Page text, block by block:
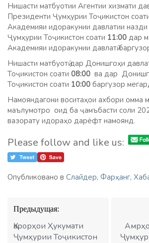
Нишасти матбуотии Агентии хизмати
Президенти Ҷумҳурии Тоҷикистон
Академияи идоракунии давлатии
Ҷумҳурии Тоҷикистон соати 11:00 дар
Академияи идоракунии давлатӣ
Нишасти матбуотӣ дар Донишгоҳи
Тоҷикистон соати 08:00 ва дар
Тоҷикистон соати 10:00 баргузор
Намояндагони воситаҳои ахбори омма
маълумотро оид ба ҷамъбасти соли
вазорату идораҳо дарёфт намоянд.
Please follow and like us:
Опубликовано в Слайдер, Фарҳанг,
Навигация
по
записям
Предыдущая:
Қарорҳои Ҳукумати
Ҷумҳурии Тоҷикистон